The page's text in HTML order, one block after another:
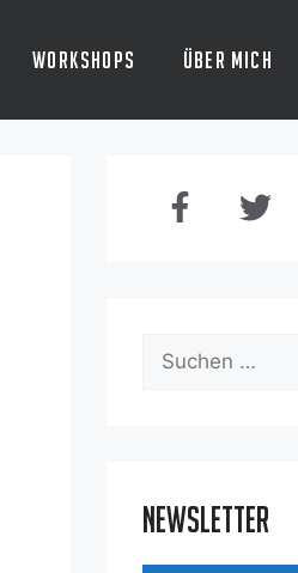
Workshops Über mich
Suchen
Newsletter